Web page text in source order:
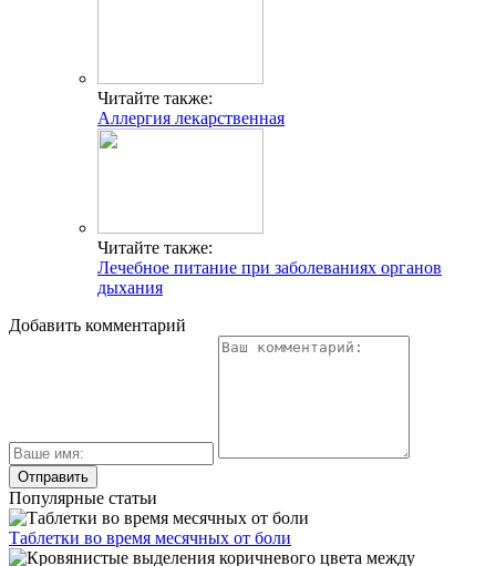
Читайте также:
Аллергия лекарственная
Читайте также:
Лечебное питание при заболеваниях органов
дыхания
Добавить комментарий
Популярные статьи
Таблетки во время месячных от боли